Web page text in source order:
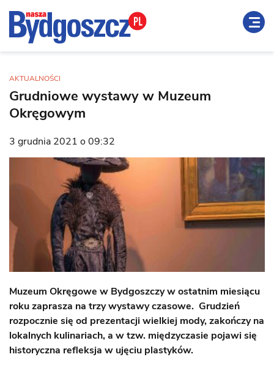
AKTUALNOŚCI
Grudniowe wystawy w Muzeum
Okręgowym
3 grudnia 2021 o 09:32
Muzeum Okręgowe w Bydgoszczy w ostatnim miesiącu
roku zaprasza na trzy wystawy czasowe. Grudzień
rozpocznie się od prezentacji wielkiej mody, zakończy na
lokalnych kulinariach, a w tzw. międzyczasie pojawi się
historyczna refleksja w ujęciu plastyków.